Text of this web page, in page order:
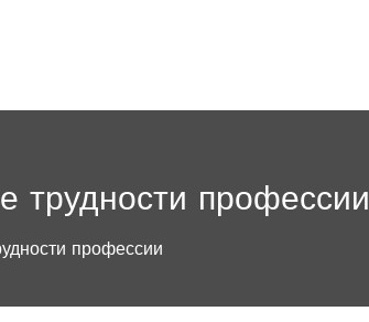
трудности профессии
профессии